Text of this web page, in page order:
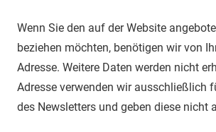
Wenn Sie den auf der Website
beziehen möchten, benötigen wir von
Adresse. Weitere Daten werden nicht
Adresse verwenden wir ausschließlich
des Newsletters und geben diese nicht